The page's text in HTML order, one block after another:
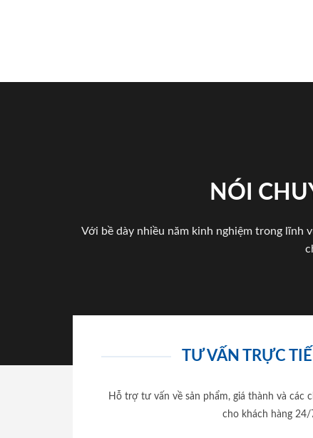
NÓI
Với bề dày nhiều năm kinh nghiệm trong lĩnh
TƯ VẤN TRỰC
Hỗ trợ tư vấn về sản phẩm, giá thành và các
cho khách hàng 24/